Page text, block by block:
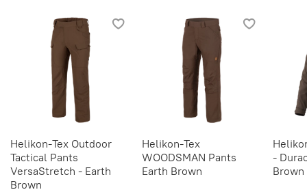
Helikon-Tex Outdoor
Tactical Pants
VersaStretch - Earth
Brown
Helikon-Tex
WOODSMAN Pants
Earth Brown
-
Brown